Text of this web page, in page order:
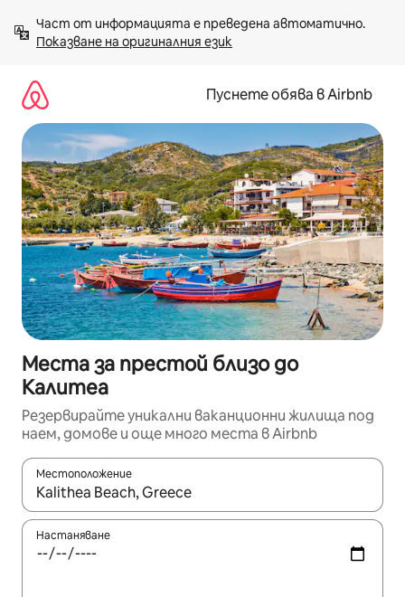
към
съдържанието
Показване на оригиналния език
Пуснете обява в Airbnb
Места за престой близо до
Калитеа
Резервирайте уникални ваканционни жилища под
наем, домове и още много места в Airbnb
Местоположение
Когато резултатите се покажат, използвайте
Настаняване